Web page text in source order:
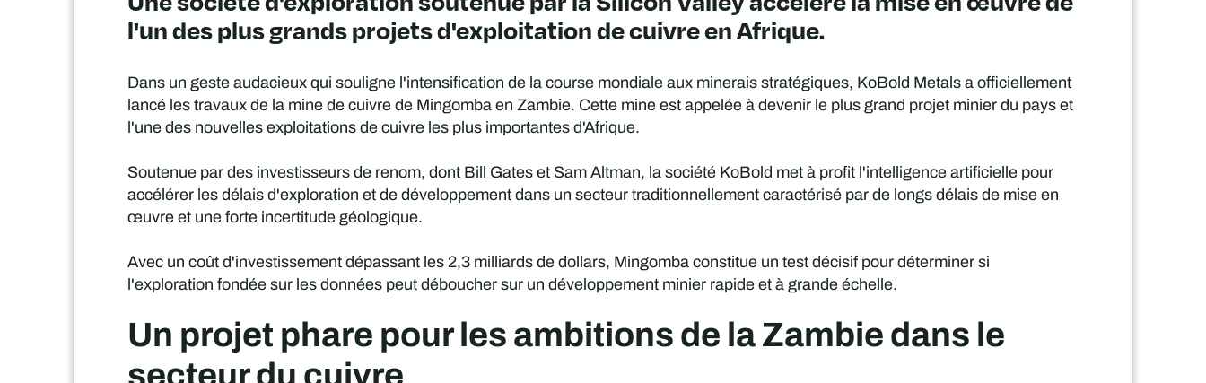
l'un des plus grands projets d'exploitation de cuivre en Afrique.
Dans un geste audacieux qui souligne l'intensification de la course mondiale aux minerais stratégiques, KoBold Metals a officiellement
lancé les travaux de la mine de cuivre de Mingomba en Zambie. Cette mine est appelée à devenir le plus grand projet minier du pays et
l'une des nouvelles exploitations de cuivre les plus importantes d'Afrique.
Soutenue par des investisseurs de renom, dont Bill Gates et Sam Altman, la société KoBold met à profit l'intelligence artificielle pour
accélérer les délais d'exploration et de développement dans un secteur traditionnellement caractérisé par de longs délais de mise en
œuvre et une forte incertitude géologique.
Avec un coût d'investissement dépassant les 2,3 milliards de dollars, Mingomba constitue un test décisif pour déterminer si
l'exploration fondée sur les données peut déboucher sur un développement minier rapide et à grande échelle.
Un projet phare pour les ambitions de la Zambie dans le